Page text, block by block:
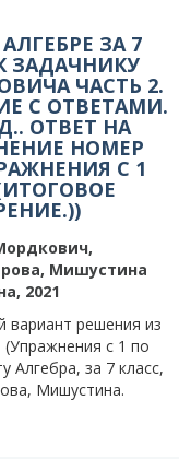
ЗА 7
ЗАДАЧНИКУ
ЧАСТЬ 2.
С ОТВЕТАМИ.
ОТВЕТ НА
НОМЕР
С 1
Мишустина
2021
вариант решения из
с 1 по
Алгебра, за 7 класс,
Мишустина.